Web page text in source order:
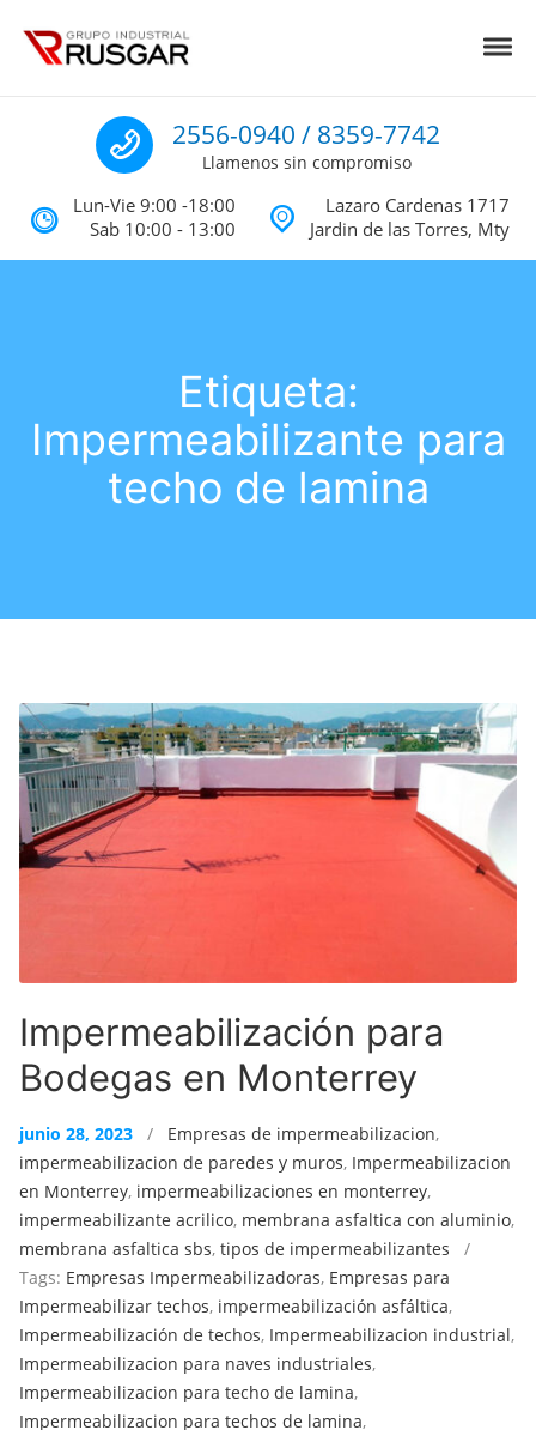
Impermeabilizantes y Aislantes
Llamenos
2556-0940 / 8359-7742
Llamenos sin compromiso
Lun-Vie 9:00 -18:00
Sab 10:00 - 13:00
Lazaro Cardenas 1717
Jardin de las Torres, Mty
Etiqueta:
Impermeabilizante para
techo de lamina
Impermeabilización para
Bodegas en Monterrey
junio 28, 2023 / Empresas de impermeabilizacion,
impermeabilizacion de paredes y muros, Impermeabilizacion
en Monterrey, impermeabilizaciones en monterrey,
impermeabilizante acrilico, membrana asfaltica con aluminio,
membrana asfaltica sbs, tipos de impermeabilizantes /
Tags: Empresas Impermeabilizadoras, Empresas para
Impermeabilizar techos, impermeabilización asfáltica,
Impermeabilización de techos, Impermeabilizacion industrial,
Impermeabilizacion para naves industriales,
Impermeabilizacion para techo de lamina,
Impermeabilizacion para techos de lamina,